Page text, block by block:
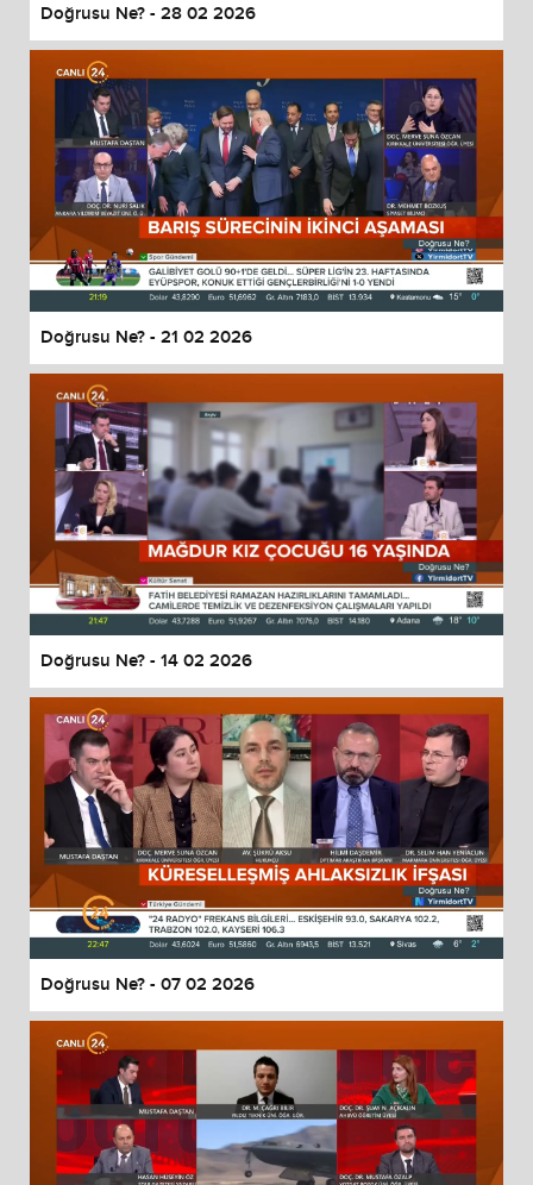
Doğrusu Ne? - 28 02 2026
Doğrusu Ne? - 21 02 2026
Doğrusu Ne? - 14 02 2026
Doğrusu Ne? - 07 02 2026